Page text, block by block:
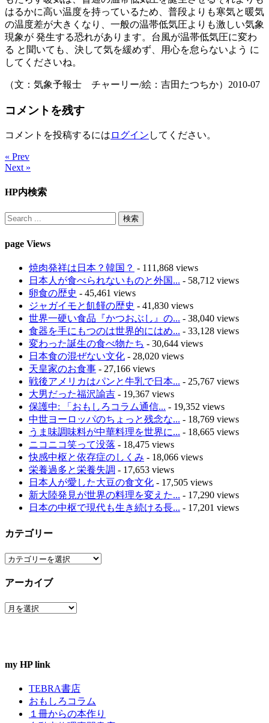
はるかに高い温度を持っているため、普段よりも寒気と暖気
の温度差が大きくなり、一般の温帯低気圧よりも激しい気象
現象が 発生する恐れがあります。台風が温帯低気圧に変わ
る と聞いても、決して気を緩めず、用心を怠らないよう に
してくださいね。
（文：気象予報士 チャーリー/絵：吉田たつちか）2010-07
コメントを残す
コメントを投稿するには ログイン してください。
« Prev
Next »
HP内検索
page Views
焼肉発祥は日本？韓国？ - 111,868 views
日本人が食べられないものと外国... - 58,712 views
卵食の歴史 - 45,461 views
ジャガイモと飢饉の歴史 - 41,830 views
世界一硬い食品『かつおぶし』の... - 38,040 views
食器を手にもつのは世界的にはめ... - 33,128 views
変わった誕生の食べ物たち - 30,644 views
日本食の混ぜない文化 - 28,020 views
天皇家のお食事 - 27,166 views
戦後アメリカはパンと牛乳で日本... - 25,767 views
大男だった福沢諭吉 - 19,367 views
保護中: 「おもしろコラム通信... - 19,352 views
中世ヨーロッパのちょっと残念な... - 18,769 views
うま味調味料が中華料理を世界に... - 18,665 views
ニコニコ笑って没落 - 18,475 views
快感中枢と依存症のしくみ - 18,066 views
栄養過多と栄養失調 - 17,653 views
日本人が愛した大豆の食文化 - 17,505 views
新大陸発見が世界の料理を変えた... - 17,290 views
日本の中枢で現代も生き続ける長... - 17,201 views
カテゴリー
カ
ゴ
ー
アーカイブ
ア
my HP link
TEBRA書店
おもしろコラム
１冊からの本作り